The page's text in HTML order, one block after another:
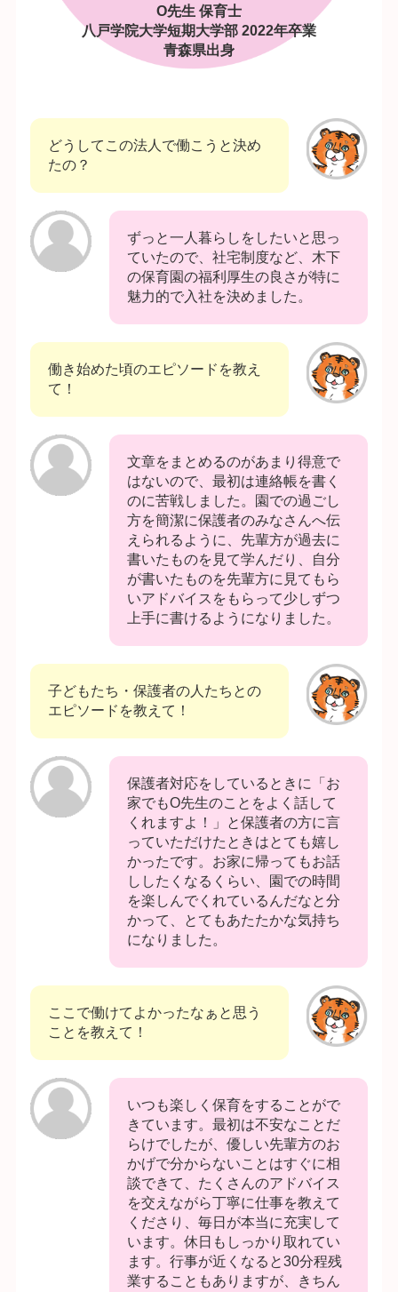
O先生 保育士
八戸学院大学短期大学部 2022年卒業
青森県出身
どうしてこの法人で働こうと決め
たの？
ずっと一人暮らしをしたいと思っ
ていたので、社宅制度など、木下
の保育園の福利厚生の良さが特に
魅力的で入社を決めました。
働き始めた頃のエピソードを教え
て！
文章をまとめるのがあまり得意で
はないので、最初は連絡帳を書く
のに苦戦しました。園での過ごし
方を簡潔に保護者のみなさんへ伝
えられるように、先輩方が過去に
書いたものを見て学んだり、自分
が書いたものを先輩方に見てもら
いアドバイスをもらって少しずつ
上手に書けるようになりました。
子どもたち・保護者の人たちとの
エピソードを教えて！
保護者対応をしているときに「お
家でもO先生のことをよく話して
くれますよ！」と保護者の方に言
っていただけたときはとても嬉し
かったです。お家に帰ってもお話
ししたくなるくらい、園での時間
を楽しんでくれているんだなと分
かって、とてもあたたかな気持ち
になりました。
ここで働けてよかったなぁと思う
ことを教えて！
いつも楽しく保育をすることがで
きています。最初は不安なことだ
らけでしたが、優しい先輩方のお
かげで分からないことはすぐに相
談できて、たくさんのアドバイス
を交えながら丁寧に仕事を教えて
くださり、毎日が本当に充実して
います。休日もしっかり取れてい
ます。行事が近くなると30分程残
業することもありますが、きちん